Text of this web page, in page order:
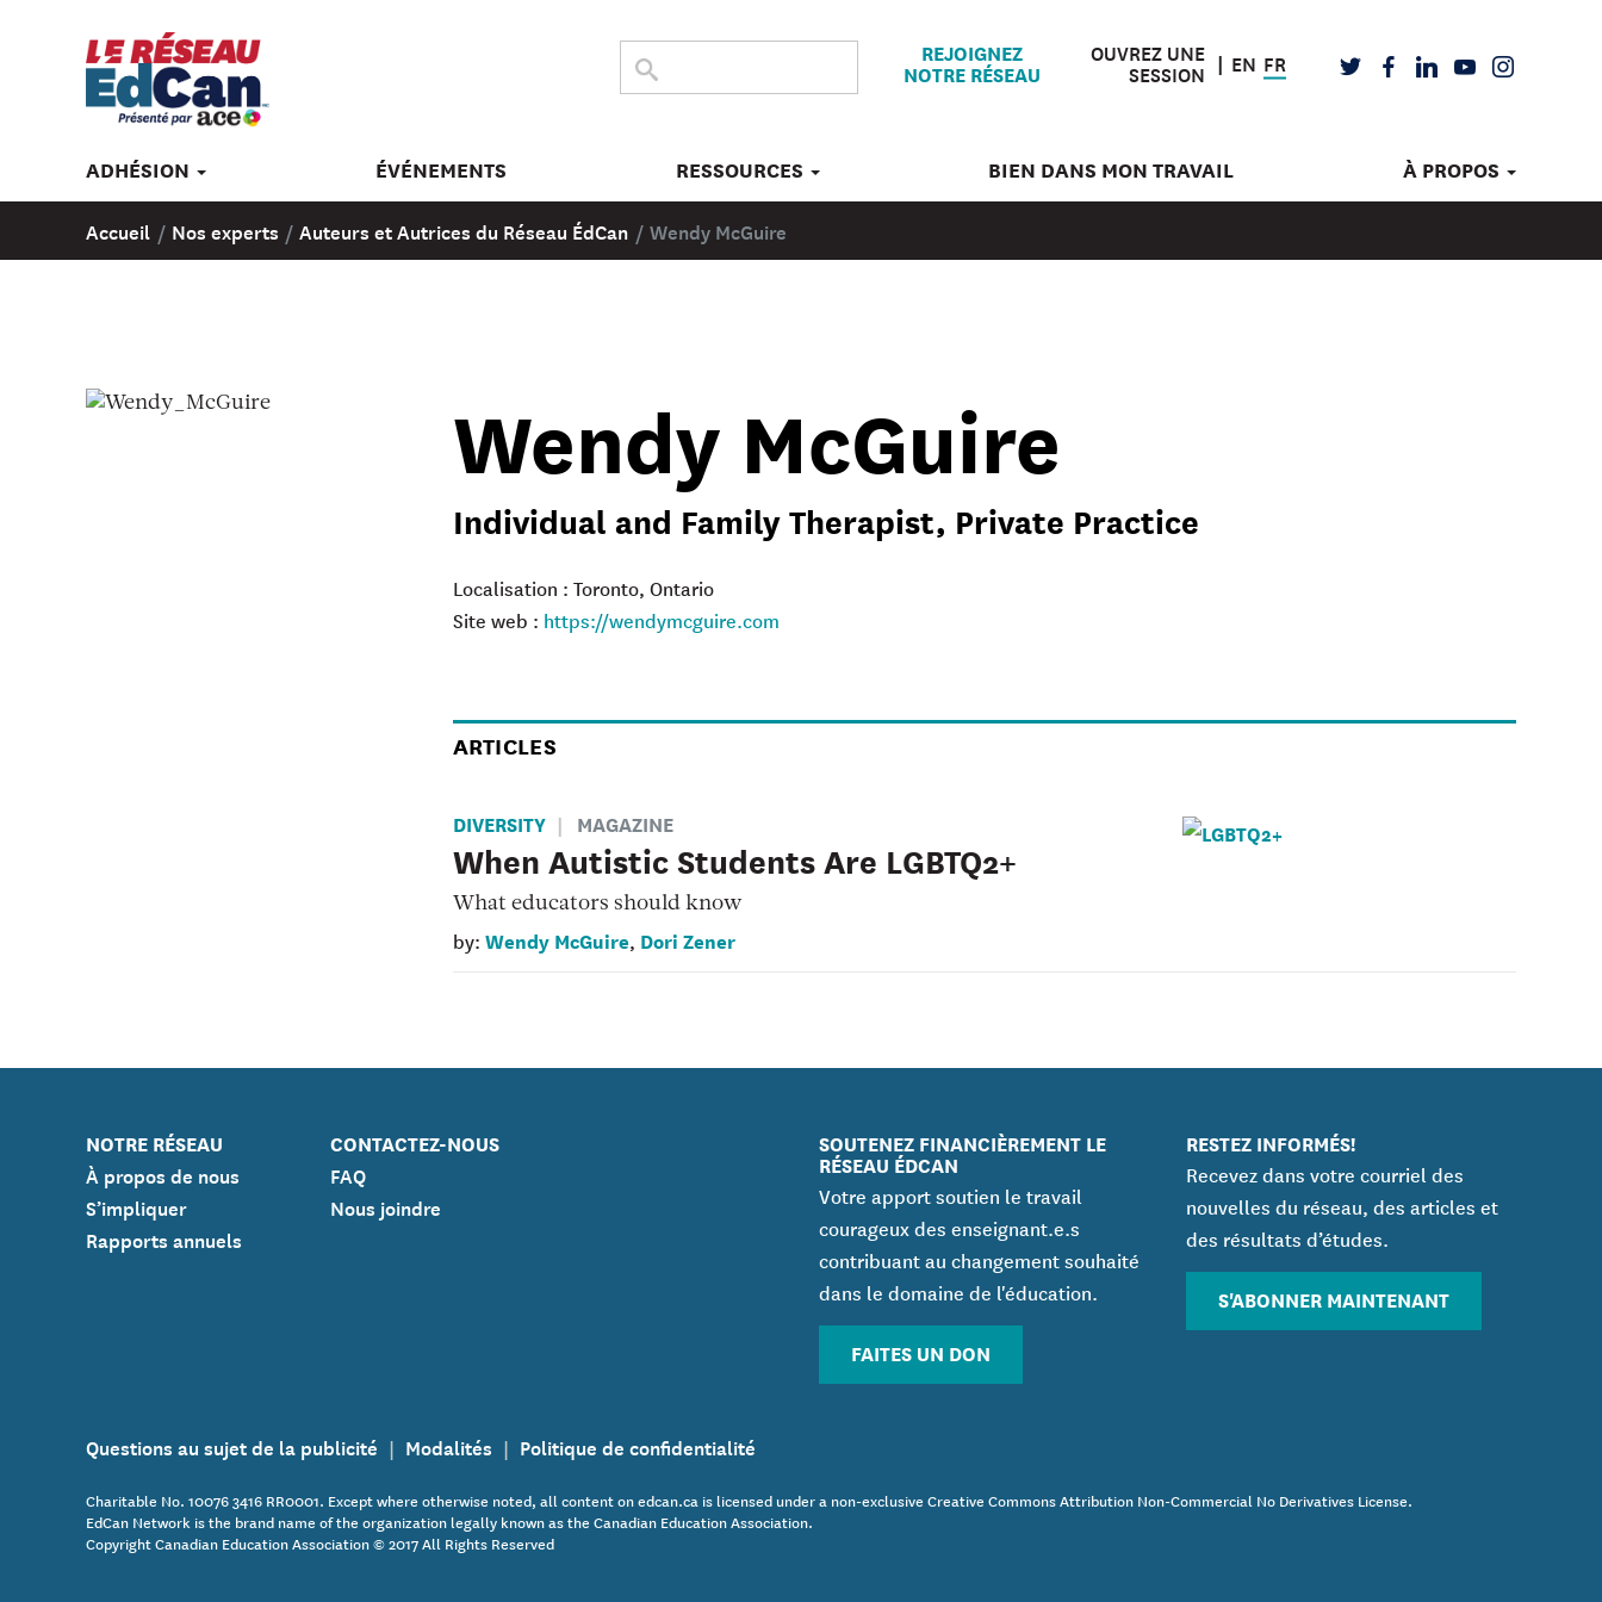
DANS
Submit
search
REJOIGNEZ
NOTRE RÉSEAU
OUVREZ UNE
SESSION EN FR TWITTERFACEBOOK
LINKEDIN
YOUTUBEINSTAGRAM
ADHÉSION ÉVÉNEMENTS RESSOURCES BIEN DANS MON TRAVAIL À PROPOS
Accueil / Nos experts / Auteurs et Autrices du Réseau ÉdCan /Wendy McGuire
Wendy McGuire
Individual and Family Therapist, Private Practice
Localisation : Toronto, Ontario
Site web : https://wendymcguire.com
ARTICLES
DIVERSITY MAGAZINE
When Autistic Students Are LGBTQ2+
What educators should know
by: Wendy McGuire, Dori Zener
NOTRE RÉSEAU
À propos de nous
S’impliquer
Rapports annuels
CONTACTEZ-NOUS
FAQ
Nous joindre
SOUTENEZ FINANCIÈREMENT LE
RÉSEAU ÉDCAN
Votre apport soutien le travail
courageux des enseignant.e.s
contribuant au changement souhaité
dans le domaine de l'éducation.
FAITES UN DON
RESTEZ INFORMÉS!
Recevez dans votre courriel des
nouvelles du réseau, des articles et
des résultats d’études.
S'ABONNER MAINTENANT
Questions au sujet de la publicité Modalités Politique de confidentialité
Charitable No. 10076 3416 RR0001. Except where otherwise noted, all content on edcan.ca is licensed under a non-exclusive Creative Commons Attribution Non-Commercial No Derivatives License.
EdCan Network is the brand name of the organization legally known as the Canadian Education Association.
Copyright Canadian Education Association © 2017 All Rights Reserved